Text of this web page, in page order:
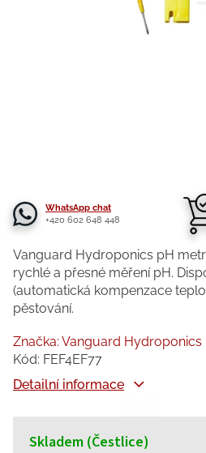
WhatsApp chat
+420 602 648 448
Skladem (Čestlice)
Vanguard Hydroponics pH
rychlé a přesné měření pH.
(automatická kompenzace
pěstování.
Detailní informace
Značka: Vanguard Hydroponics
Kód: FEF4EF77